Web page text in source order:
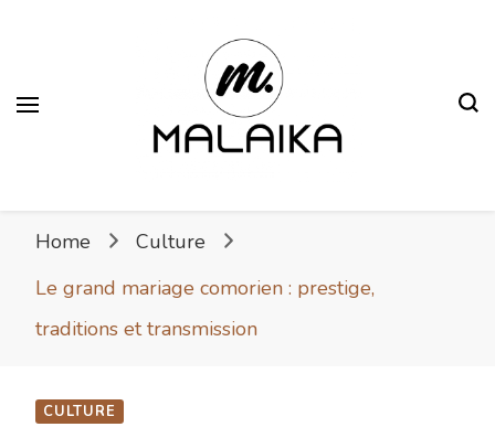
Home
Culture
Le grand mariage comorien : prestige,
traditions et transmission
CULTURE